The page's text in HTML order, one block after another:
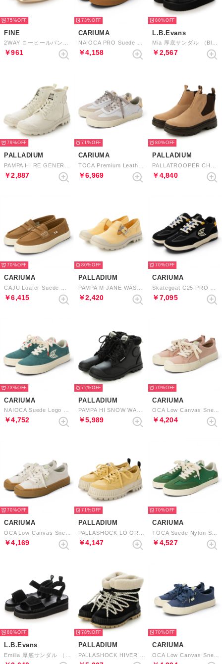
75%
FINE
￥961
73%
CARIUMA
￥4,158
80%
L.B.Evans
￥2,567
79%
PALLADIUM
￥2,887
71%
CARIUMA
￥6,969
80%
PALLADIUM
￥4,840
70%
CARIUMA
￥6,415
80%
PALLADIUM
￥2,420
70%
CARIUMA
￥7,095
73%
CARIUMA
￥4,752
72%
PALLADIUM
￥5,989
70%
CARIUMA
￥4,204
70%
CARIUMA
￥4,169
71%
PALLADIUM
￥4,147
70%
CARIUMA
￥4,527
80%
L.B.Evans
78%
PALLADIUM
70%
CARIUMA